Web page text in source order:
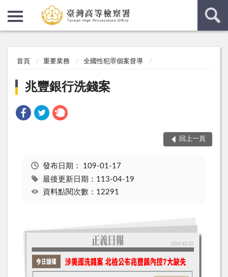
首頁 重要業務 全國性犯罪個案督導
兆豐銀行洗錢案
回上一頁
發布日期： 109-01-17
最後更新日期：113-04-19
資料點閱次數：12291